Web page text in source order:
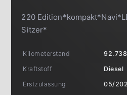
220
Sitzer*
Kilometerstand
Kraftstoff
Diesel
Erstzulassung
05/